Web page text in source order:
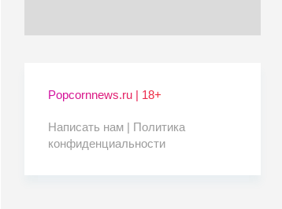
Popcornnews.ru | 18+
Написать нам | Политика
конфиденциальности